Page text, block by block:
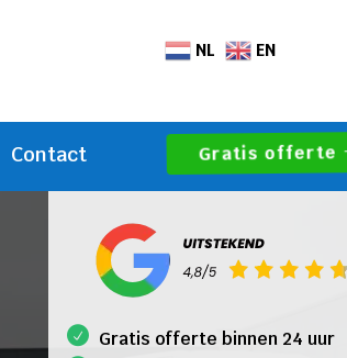
NL EN
Contact Gratis offerte
Gratis offerte binnen 24 uur